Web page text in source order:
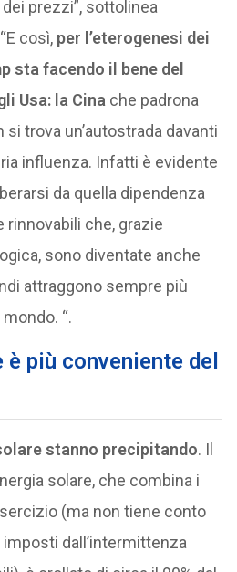
prezzi”, sottolinea
così, per l’eterogenesi dei
sta facendo il bene del
Usa: la Cina che padrona
trova un’autostrada davanti
influenza. Infatti è evidente
da quella dipendenza
che, grazie
sono diventate anche
attraggono sempre più
“.
è più conveniente del
stanno precipitando. Il
solare, che combina i
(ma non tiene conto
dall’intermittenza